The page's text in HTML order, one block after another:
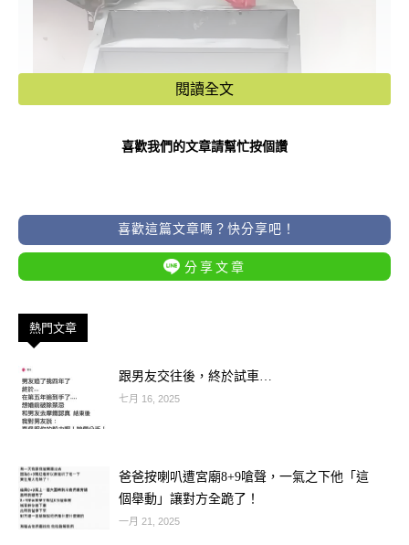
閱讀全文
喜歡我們的文章請幫忙按個讚
喜歡這篇文章嗎？快分享吧！
分享文章
熱門文章
跟男友交往後，終於試車…
七月 16, 2025
爸爸按喇叭遭宮廟8+9嗆聲，一氣之下他「這
個舉動」讓對方全跪了！
一月 21, 2025